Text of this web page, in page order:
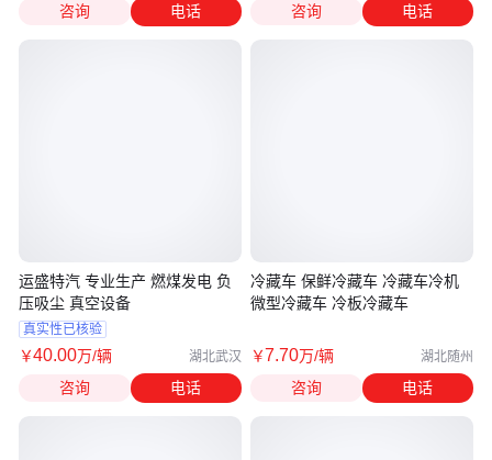
咨询
电话
运盛特汽 专业生产 燃煤发电 负
压吸尘 真空设备
真实性已核验
￥40.00万/辆 湖北武汉
咨询 电话
咨询 电话
冷藏车 保鲜冷藏车 冷藏车冷机
微型冷藏车 冷板冷藏车
￥7.70万/辆 湖北随州
咨询 电话